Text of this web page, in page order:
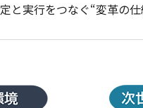
と実行をつなぐ“変革の